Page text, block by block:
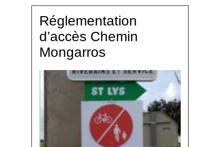
Réglementation
d’accès Chemin
Mongarros